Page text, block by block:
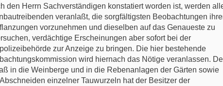
den Herrn Sachverständigen konstatiert worden ist, werden
veranlaßt, die sorgfältigsten Beobachtungen
vorzunehmen und dieselben auf das Genaueste zu
verdächtige Erscheinungen aber sofort bei der
zur Anzeige zu bringen. Die hier bestehende
wird hiernach das Nötige veranlassen.
in die Weinberge und in die Rebenanlagen der Gärten sowie
einzelner Tauwurzeln hat der Besitzer der